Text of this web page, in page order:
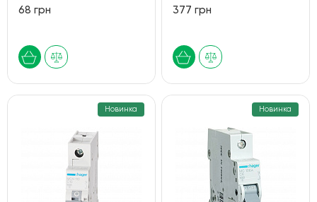
68 грн 377 грн
Новинка Новинка